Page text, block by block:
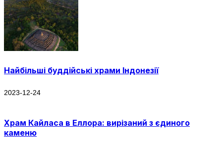
Найбільші буддійські храми Індонезії
2023-12-24
Храм Кайласа в Еллора: вирізаний з єдиного
каменю